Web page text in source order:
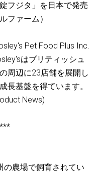
フジタ」を日本で発売
ファーム）
Pet Food Plus Inc.
はブリティッシュ
周辺に23店舗を展開し
長基盤を得ています。
News)
農場で飼育されてい